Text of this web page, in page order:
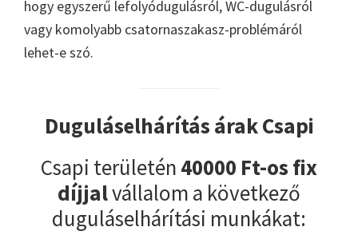
hogy egyszerű lefolyódugulásról, WC-dugulásról
vagy komolyabb csatornaszakasz-problémáról
lehet-e szó.
Duguláselhárítás árak Csapi
Csapi területén 40000 Ft-os fix
díjjalvállalom a következő
duguláselhárítási munkákat: